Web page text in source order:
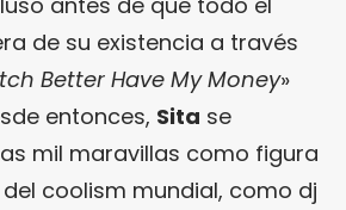
de su existencia a través
Better Have My Money»
entonces, Sita se
mil maravillas como figura
coolism mundial, como dj